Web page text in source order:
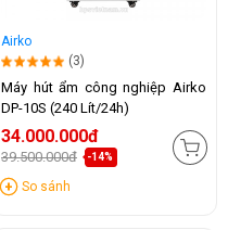
Airko
(3)
Máy hút ẩm công nghiệp Airko
DP-10S (240 Lít/24h)
34.000.000đ
39.500.000đ -14%
So sánh